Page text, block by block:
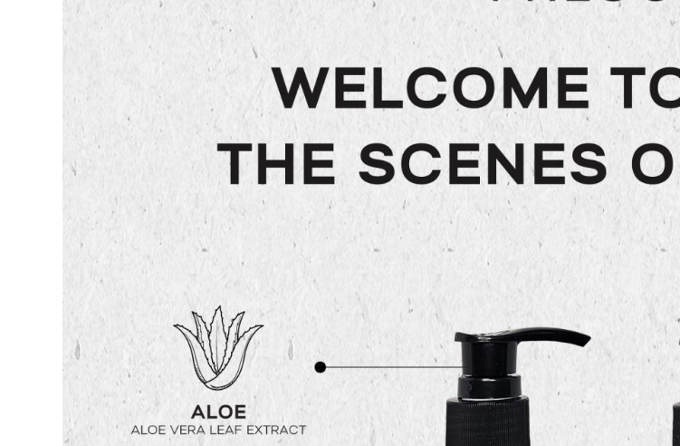
Our Vision
We aim to be the forefront innovative Thai herb center
merge with modern sciences and smart design for
forwarding the best products from the ancestor to be
advantageous to the people.
Our mission
We aim to be a happy Thai health
provides a variety of health products
international quality. Our
customers’ need by combining